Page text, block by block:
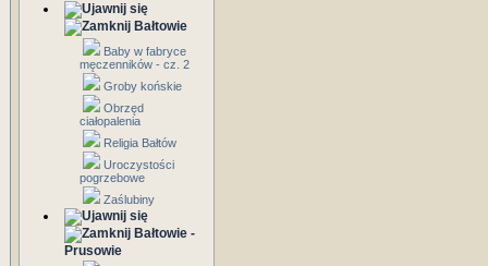
Bałtowie
Baby w fabryce
męczenników - cz. 2
Groby końskie
Obrzęd
ciałopalenia
Religia Bałtów
Uroczystości
pogrzebowe
Zaślubiny
Bałtowie -
Prusowie